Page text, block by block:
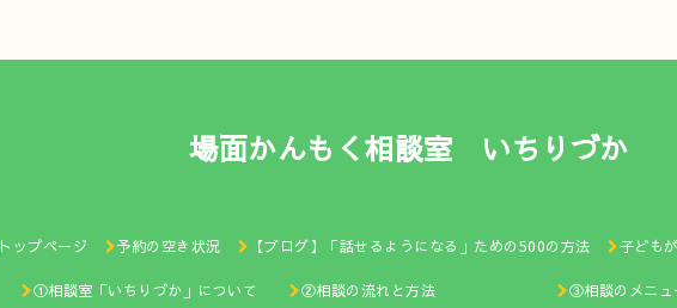
場面かんもく相談室 いちりづか
トップページ 予約の空き状況 【ブログ】「話せるようになる」ための500の方法 子ども
①相談室「いちりづか」について ②相談の流れと方法 ③相談のメニュ